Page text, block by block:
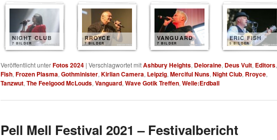
NIGHT CLUB
7 BILDER
RROYCE
7 BILDER
VANGUARD
7 BILDER
ERIC FISH
5 BILDER
Veröffentlicht unterFotos 2024 | Verschlagwortet mitAshbury Heights, Deloraine, Deus Vult, Editors,
Fish, Frozen Plasma, Gothminister, Kirlian Camera, Leipzig, Merciful Nuns, Night Club, Rroyce,
Tanzwut, The Feelgood McLouds, Vanguard, Wave Gotik Treffen, Welle:Erdball
Pell Mell Festival 2021 – Festivalbericht